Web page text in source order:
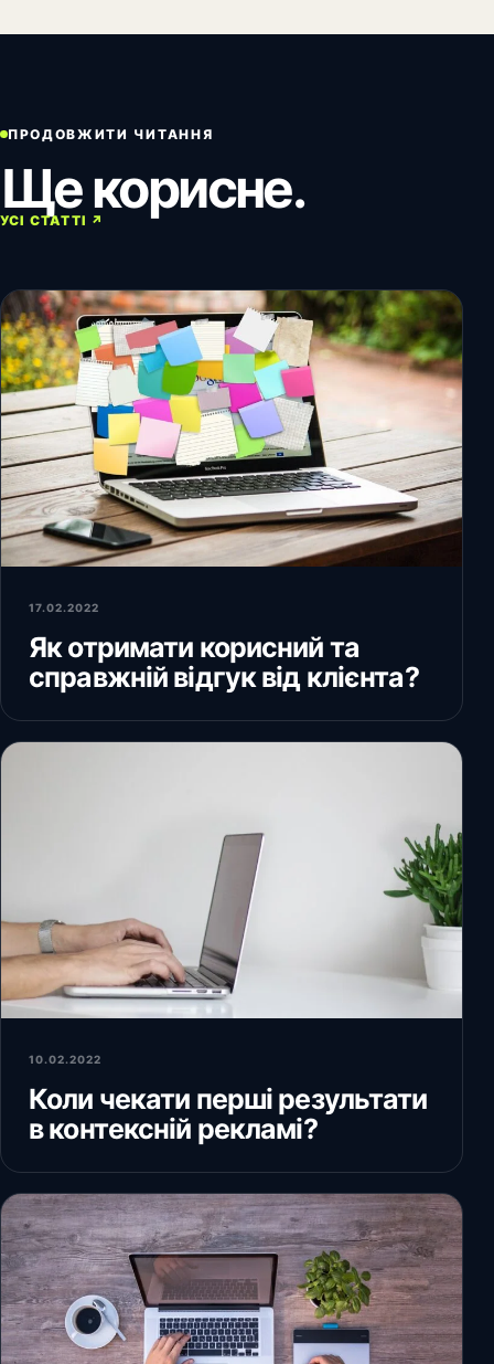
ПРОДОВЖИТИ ЧИТАННЯ
Ще корисне.
УСІ СТАТТІ ↗
17.02.2022
Як отримати корисний та
справжній відгук від клієнта?
10.02.2022
Коли чекати перші результати
в контексній рекламі?